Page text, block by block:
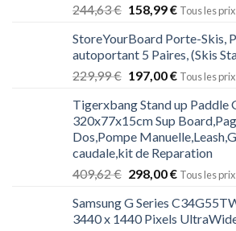
Note5.00
sur 5
244,63€ 158,99€ Tous les
StoreYourBoard Porte-Skis,
autoportant 5 Paires, (Skis
229,99€ 197,00€ Tous les
Tigerxbang Stand up Paddle
320x77x15cm Sup
Dos,Pompe
caudale,kit de Reparation
409,62€ 298,00€ Tous les
Samsung G Series
3440 x 1440 Pixels